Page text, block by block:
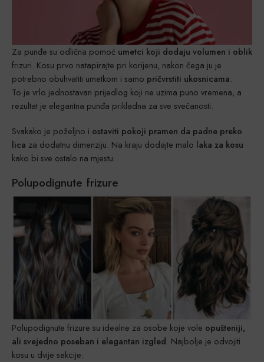
Za punđe su odlična pomoć umetci koji dodaju volumen i oblik
frizuri. Kosu prvo natapirajte pri korijenu, nakon čega ju je
potrebno obuhvatiti umetkom i samo pričvrstiti ukosnicama.
To je vrlo jednostavan prijedlog koji ne uzima puno vremena, a
rezultat je elegantna punđa prikladna za sve svečanosti.
Svakako je poželjno i ostaviti pokoji pramen da padne preko
lica za dodatnu dimenziju. Na kraju dodajte malo laka za kosu
kako bi sve ostalo na mjestu.
Polupodignute frizure
Polupodignute frizure su idealne za osobe koje vole opušteniji,
ali svejedno poseban i elegantan izgled. Najbolje je odvojiti
kosu u dvije sekcije: